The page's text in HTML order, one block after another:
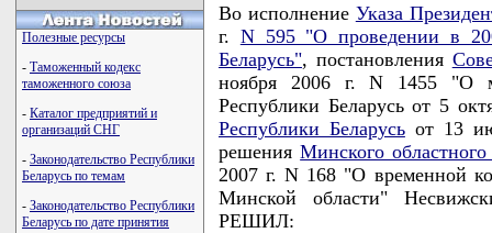
Полезные ресурсы
- Таможенный кодекс
таможенного союза
- Каталог предприятий и
организаций СНГ
- Законодательство Республики
Беларусь по темам
- Законодательство Республики
Беларусь по дате принятия
Во исполнение Указа
г. N 595 "О проведении в
Беларусь", постановления
ноября 2006 г. N 1455 "О
Республики Беларусь от 5
Республики Беларусьот 13
решенияМинского
2007 г. N 168 "О временной
Минской области"
РЕШИЛ: